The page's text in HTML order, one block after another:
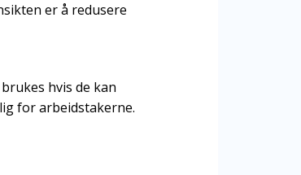
er å redusere
hvis de kan
for arbeidstakerne.